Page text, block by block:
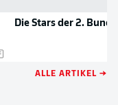
Die Stars der 2.
ALLE ARTIKEL →